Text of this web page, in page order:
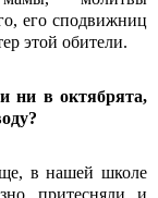
его сподвижниц
этой обители.
ни в октябрята,
в нашей школе
притесняли и